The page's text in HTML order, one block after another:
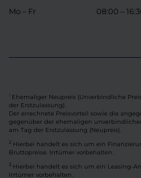
Mo – Fr
08:00 –
Ehemaliger Neupreis (Unverbindliche
der Erstzulassung).
Der errechnete Preisvorteil sowie die
gegenüber der ehemaligen
am Tag der Erstzulassung (Neupreis).
2 Hierbei handelt es sich um ein
Bruttopreise. Irrtümer vorbehalten.
3 Hierbei handelt es sich um ein Leasing-
Irrtümer vorbehalten.